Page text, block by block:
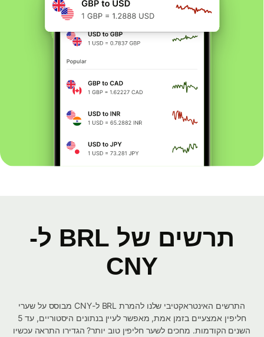
תרשים של BRL ל-
CNY
התרשים האינטראקטיבי שלנו להמרת BRL ל-CNY מבוסס על שערי
חליפין אמצעיים בזמן אמת, מאפשר לעיין בנתונים היסטוריים, עד 5
השנים הקודמות. מחכים לשער חליפין טוב יותר? הגדירו התראה עכשיו